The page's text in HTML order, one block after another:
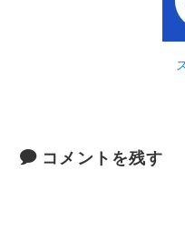
コメントを残す